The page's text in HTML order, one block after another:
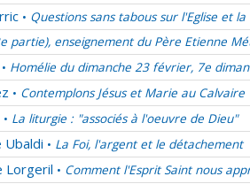
• Questions sans tabous sur l'Eglise et
partie), enseignement du Père Etienne
• Homélie du dimanche 23 février, 7e
• Contemplons Jésus et Marie au Calvaire
• La liturgie : "associés à l'oeuvre de Dieu"
Ubaldi • La Foi, l'argent et le détachement
Lorgeril • Comment l'Esprit Saint nous